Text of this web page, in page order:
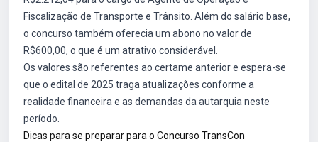
Fiscalização de Transporte e Trânsito. Além do salário base,
o concurso também oferecia um abono no valor de
R$600,00, o que é um atrativo considerável.
Os valores são referentes ao certame anterior e espera-se
que o edital de 2025 traga atualizações conforme a
realidade financeira e as demandas da autarquia neste
período.
Dicas para se preparar para o Concurso TransCon